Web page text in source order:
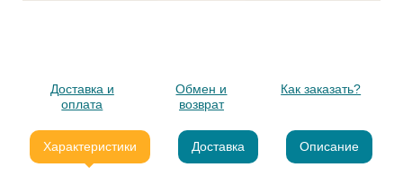
Доставка и
оплата
Обмен и
возврат
Как заказать?
Характеристики Доставка Описание